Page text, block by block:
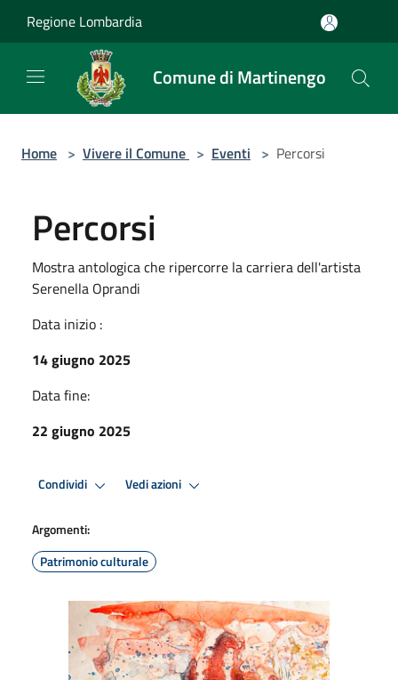
Regione Lombardia
Comune di Martinengo
Home > Vivere il Comune > Eventi > Percorsi
Percorsi
Mostra antologica che ripercorre la carriera dell'artista
Serenella Oprandi
Data inizio :
14 giugno 2025
Data fine:
22 giugno 2025
Condividi Vedi azioni
Argomenti:
Patrimonio culturale